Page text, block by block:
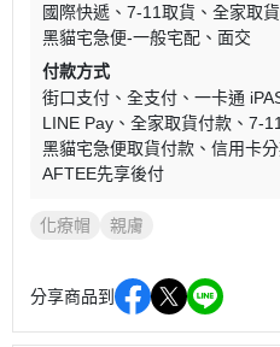
國際快遞
7-11取貨 全家取貨
黑貓宅急便-一般宅配
面交
付款方式
街口支付
全支付 一卡通
LINE Pay
全家取貨付款
7-
黑貓宅急便取貨付款
信用卡
AFTEE先享後付
化療帽 親膚
分享商品到